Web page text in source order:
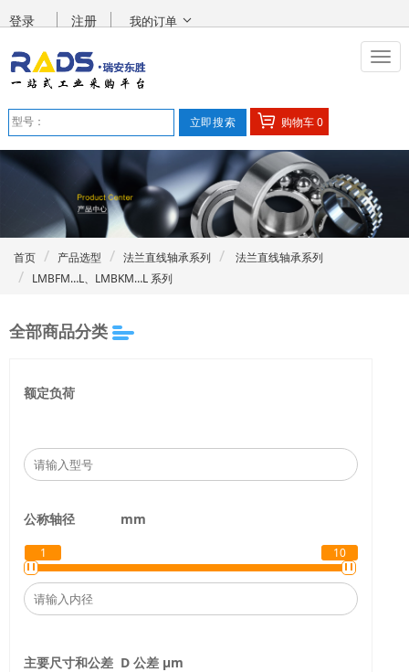
登录 注册 我的订单
购物车0
首页 产品选型 法兰直线轴承系列
法兰直线轴承系列
LMBFM…L、LMBKM…L 系列
全部商品分类
额定负荷
公称轴径 mm
1 10
主要尺寸和公差 D 公差 μm